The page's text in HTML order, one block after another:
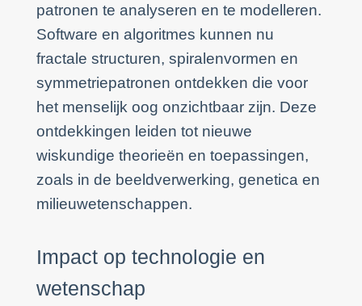
patronen te analyseren en te modelleren.
Software en algoritmes kunnen nu
fractale structuren, spiralenvormen en
symmetriepatronen ontdekken die voor
het menselijk oog onzichtbaar zijn. Deze
ontdekkingen leiden tot nieuwe
wiskundige theorieën en toepassingen,
zoals in de beeldverwerking, genetica en
milieuwetenschappen.
Impact op technologie en
wetenschap